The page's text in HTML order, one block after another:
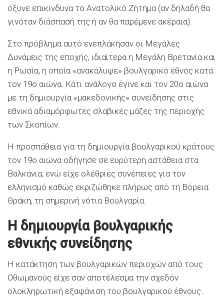
όξυνε επικίνδυνα το Ανατολικό Ζήτημα (αν δηλαδή θα
γινόταν διάσπασή της ή αν θα παρέμενε ακέραια).
Στο πρόβλημα αυτό ενεπλάκησαν οι Μεγάλες
Δυνάμεις της εποχής, ιδιαίτερα η Μεγάλη Βρετανία και
η Ρωσία, η οποία «ανακάλυψε» βουλγαρικό έθνος κατά
τον 19ο αιώνα. Κάτι ανάλογο έγινε και τον 20ο αιώνα
με τη δημιουργία «μακεδονικής» συνείδησης στις
εθνικά αδιαμόρφωτες σλαβικές μάζες της περιοχής
των Σκοπίων.
Η προσπάθεια για τη δημιουργία βουλγαρικού κράτους
τον 19ο αιώνα οδήγησε σε ευρύτερη αστάθεια στα
Βαλκάνια, ενώ είχε ολέθριες συνέπειες για τον
ελληνισμό καθώς εκριζώθηκε πλήρως από τη Βόρεια
Θράκη, τη σημερινή νότια Βουλγαρία.
Η δημιουργία βουλγαρικής
εθνικής συνείδησης
Η κατάκτηση των βουλγαρικών περιοχών από τους
Οθωμανούς είχε σαν αποτέλεσμα την σχεδόν
ολοκληρωτική εξαφάνιση του βουλγαρικού έθνους.